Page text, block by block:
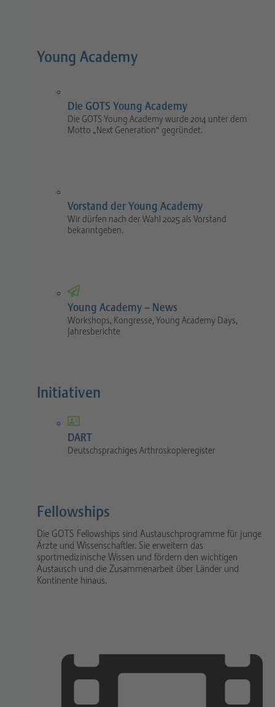
Young Academy
Die GOTS Young Academy
Die GOTS Young Academy wurde 2014 unter dem
Motto „Next Generation“ gegründet.
Vorstand der Young Academy
Wir dürfen nach der Wahl 2025 als Vorstand
bekanntgeben.
Young Academy – News
Workshops, Kongresse, Young Academy Days,
Jahresberichte
Initiativen
DART
Deutschsprachiges Arthroskopieregister
Fellowships
Die GOTS Fellowships sind Austauschprogramme für junge
Ärzte und Wissenschaftler. Sie erweitern das
sportmedizinische Wissen und fördern den wichtigen
Austausch und die Zusammenarbeit über Länder und
Kontinente hinaus.